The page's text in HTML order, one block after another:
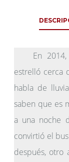
En
estrelló cerca
habla de
saben que es
a una noche
convirtió el
después, otro